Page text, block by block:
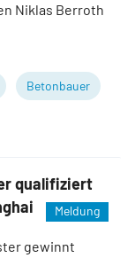
Niklas Berroth
Betonbauer
qualifiziert
Meldung
gewinnt